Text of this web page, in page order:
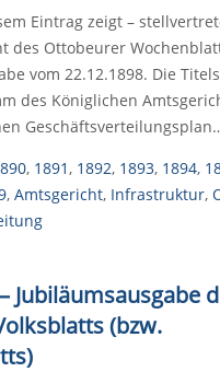
Eintrag zeigt –
des Ottobeurer
vom 22.12.1898. Die
des Königlichen
, 1891, 1892, 1893, 1894,
, Amtsgericht, Infrastruktur,
Jubiläumsausgabe
(bzw.